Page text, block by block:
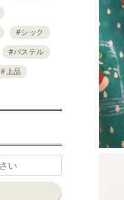
#シック
#パステル
#上品